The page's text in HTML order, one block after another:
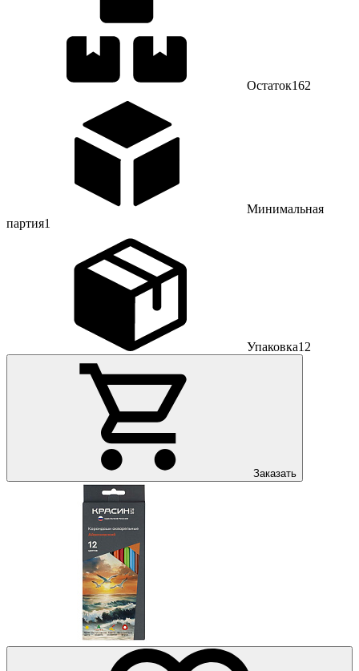
Остаток162
Минимальная
партия1
Упаковка12
Заказать